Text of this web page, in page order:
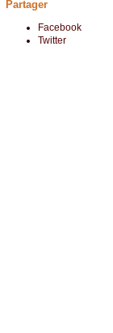
Partager
Facebook
Twitter